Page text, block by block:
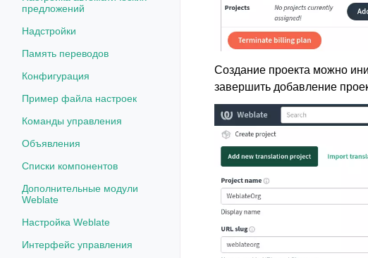
предложений
Надстройки
Память переводов
Конфигурация
Пример файла настроек
Команды управления
Объявления
Списки компонентов
Дополнительные модули
Weblate
Настройка Weblate
Интерфейс управления
Создание проекта можно
завершить добавление